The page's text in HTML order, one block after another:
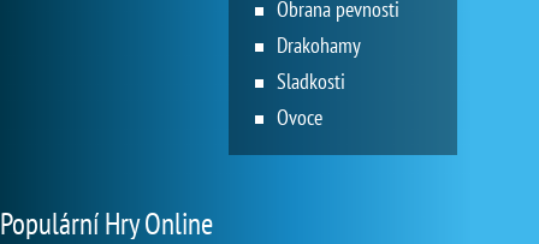
Obrana pevnosti
Drakohamy
Sladkosti
Ovoce
Populární Hry Online